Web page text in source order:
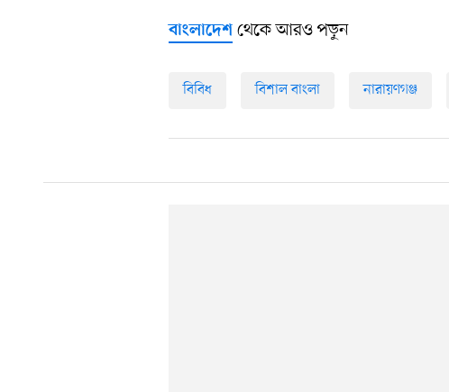
বাংলাদেশ থেকে আরও পড়ুন
বিবিধ বিশাল বাংলা নারায়ণগঞ্জ